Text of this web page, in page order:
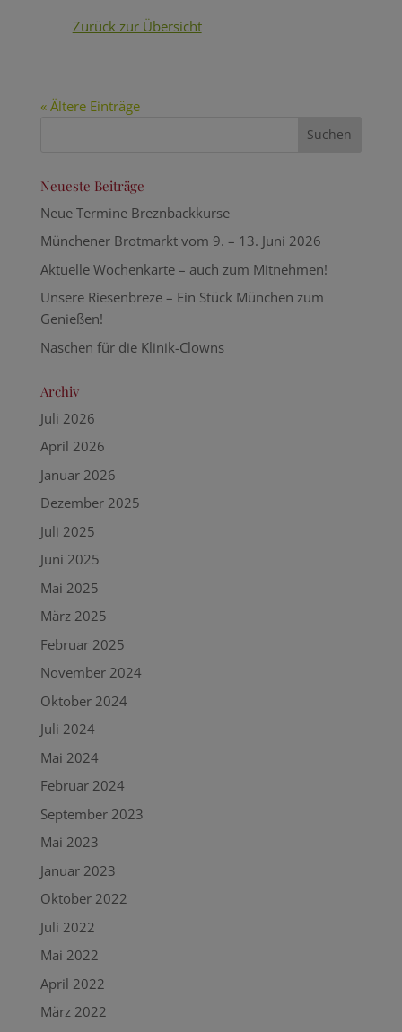
Zurück zur Übersicht
« Ältere Einträge
Neueste Beiträge
Neue Termine Breznbackkurse
Münchener Brotmarkt vom 9. – 13. Juni 2026
Aktuelle Wochenkarte – auch zum Mitnehmen!
Unsere Riesenbreze – Ein Stück München zum
Genießen!
Naschen für die Klinik-Clowns
Archiv
Juli 2026
April 2026
Januar 2026
Dezember 2025
Juli 2025
Juni 2025
Mai 2025
März 2025
Februar 2025
November 2024
Oktober 2024
Juli 2024
Mai 2024
Februar 2024
September 2023
Mai 2023
Januar 2023
Oktober 2022
Juli 2022
Mai 2022
April 2022
März 2022